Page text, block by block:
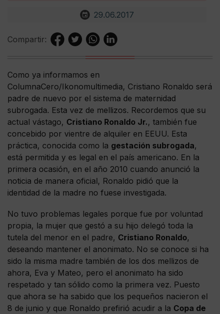
29.06.2017
Compartir:
Como ya informamos en
ColumnaCero/Ikonomultimedia, Cristiano Ronaldo será
padre de nuevo por el sistema de maternidad
subrogada. Esta vez de mellizos. Recordemos que su
actual vástago, Cristiano Ronaldo Jr., también fue
concebido por vientre de alquiler en EEUU. Esta
práctica, conocida como la gestación subrogada,
está permitida y es legal en el país americano. En la
primera ocasión, en el año 2010 cuando anunció la
noticia de manera oficial, Ronaldo pidió que la
identidad de la madre no fuese investigada.
No tuvo problemas legales porque fue por voluntad
propia, la mujer que gestó a su hijo delegó toda la
tutela del menor en el padre, Cristiano Ronaldo,
deseando mantener el anonimato. No se conoce si ha
sido la misma madre también de los dos mellizos de
ahora, Eva y Mateo, pero el anonimato ha sido
respetado y tan sólido como la primera vez. Puesto
que ahora se ha sabido que los pequeños nacieron el
8 de junio y que Ronaldo prefirió acudir a la Copa de